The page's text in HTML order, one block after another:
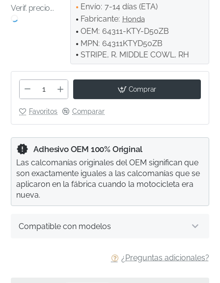
Verif. precio... Envío: 7-14 días (ETA)
Fabricante: Honda
OEM: 64311-KTY-D50ZB
MPN: 64311KTYD50ZB
STRIPE, R. MIDDLE COWL, RH
Comprar
Favoritos Comparar
¿Preguntas adicionales?
Compatible con modelos
Adhesivo OEM 100% Original
Las calcomanías originales del OEM significan que
son exactamente iguales a las calcomanías que se
aplicaron en la fábrica cuando la motocicleta era
nueva.